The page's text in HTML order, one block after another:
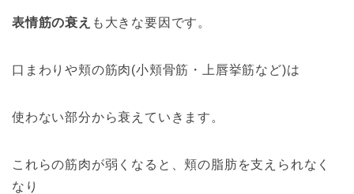
表情筋の衰え も大きな要因です。
口まわりや頬の筋肉(小頬骨筋・上唇挙筋など)は
使わない部分から衰えていきます。
これらの筋肉が弱くなると、頬の脂肪を支えられなく
なり